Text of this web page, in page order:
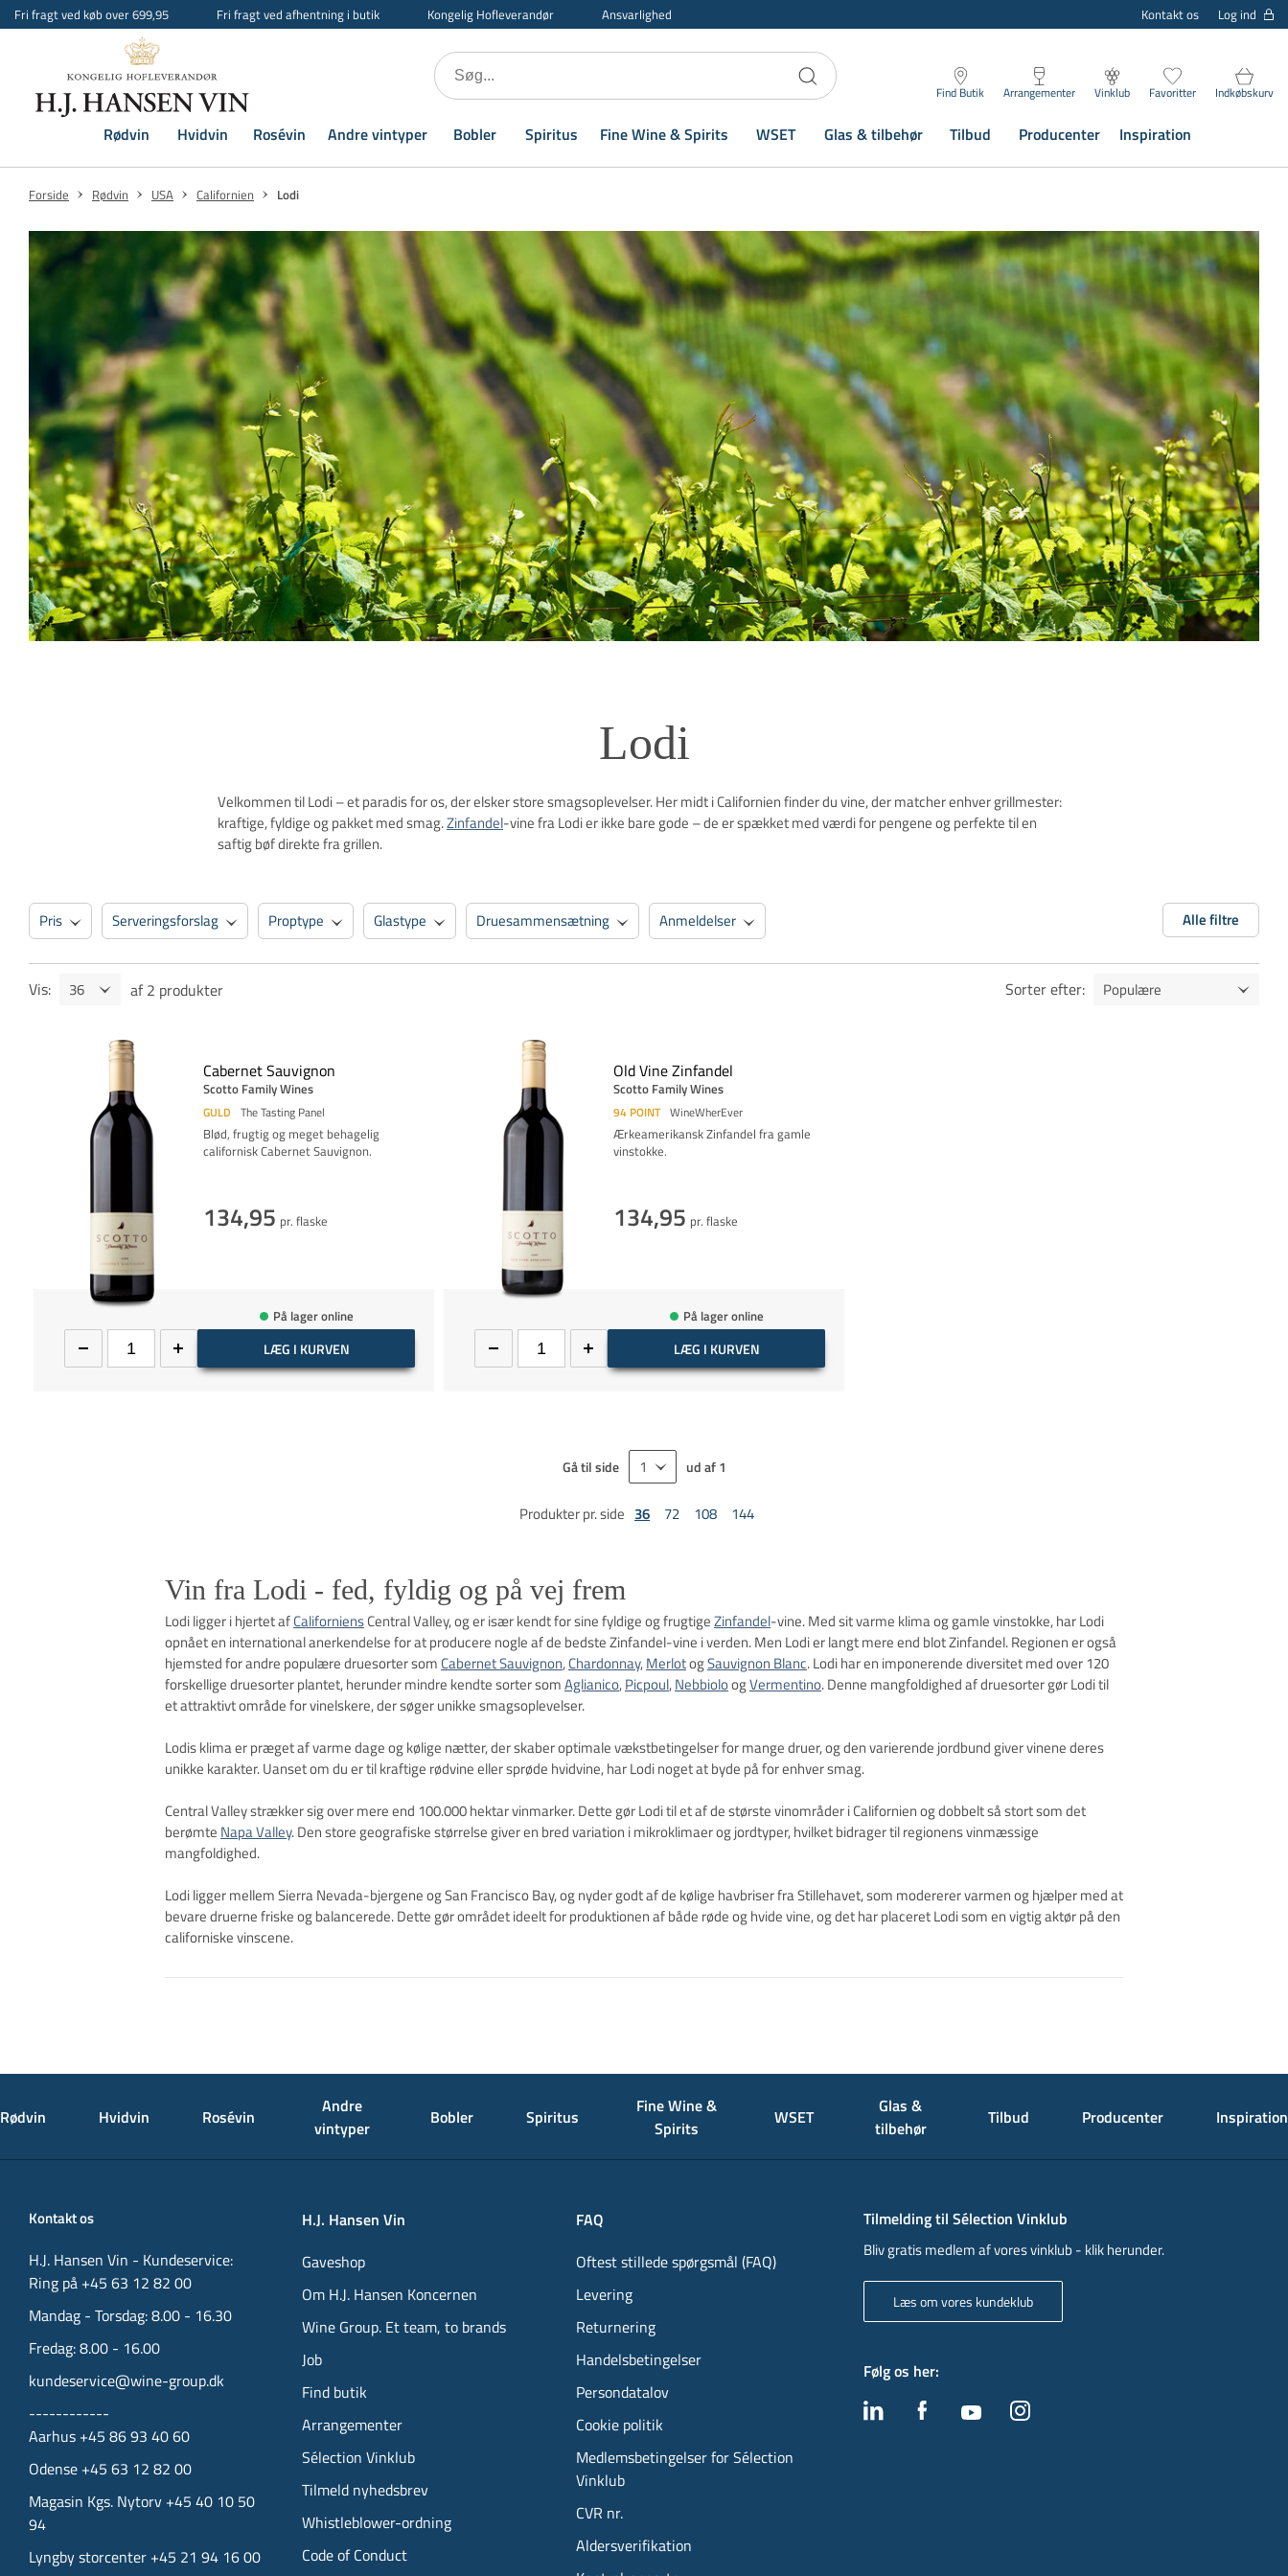
Fri fragt ved køb over 699,95 Fri fragt ved afhentning i butik Kongelig Hofleverandør Ansvarlighed Kontakt os Log ind
Find Butik Arrangementer Vinklub Favoritter Indkøbskurv
Rødvin Hvidvin Rosévin Andre vintyper Bobler Spiritus Fine Wine & Spirits WSET Glas & tilbehør Tilbud Producenter Inspiration
Forside Rødvin USA Californien Lodi
Lodi
Velkommen til Lodi – et paradis for os, der elsker store smagsoplevelser. Her midt i Californien finder du vine, der matcher enhver grillmester:
kraftige, fyldige og pakket med smag.Zinfandel-vine fra Lodi er ikke bare gode – de er spækket med værdi for pengene og perfekte til en
saftig bøf direkte fra grillen.
Pris Serveringsforslag Proptype Glastype Druesammensætning Anmeldelser Alle filtre
Vis: af 2 produkter Sorter efter:
Cabernet Sauvignon
Scotto Family Wines
GULD The Tasting Panel
Blød, frugtig og meget behagelig
californisk Cabernet Sauvignon.
134,95 pr. flaske
På lager online
LÆG I KURVEN
Old Vine Zinfandel
Scotto Family Wines
94 POINT WineWherEver
Ærkeamerikansk Zinfandel fra gamle
vinstokke.
134,95 pr. flaske
På lager online
LÆG I KURVEN
Gå til side ud af 1
Produkter pr. side 36 72 108 144
Vin fra Lodi - fed, fyldig og på vej frem
Lodi ligger i hjertet afCaliforniensCentral Valley, og er især kendt for sine fyldige og frugtigeZinfandel-vine. Med sit varme klima og gamle vinstokke, har Lodi
opnået en international anerkendelse for at producere nogle af de bedste Zinfandel-vine i verden. Men Lodi er langt mere end blot Zinfandel. Regionen er også
hjemsted for andre populære druesorter som Cabernet Sauvignon,Chardonnay,MerlotogSauvignon Blanc. Lodi har en imponerende diversitet med over 120
forskellige druesorter plantet, herunder mindre kendte sorter somAglianico,Picpoul,NebbioloogVermentino. Denne mangfoldighed af druesorter gør Lodi til
et attraktivt område for vinelskere, der søger unikke smagsoplevelser.
Lodis klima er præget af varme dage og kølige nætter, der skaber optimale vækstbetingelser for mange druer, og den varierende jordbund giver vinene deres
unikke karakter. Uanset om du er til kraftige rødvine eller sprøde hvidvine, har Lodi noget at byde på for enhver smag.
Central Valley strækker sig over mere end 100.000 hektar vinmarker. Dette gør Lodi til et af de største vinområder i Californien og dobbelt så stort som det
berømte Napa Valley. Den store geografiske størrelse giver en bred variation i mikroklimaer og jordtyper, hvilket bidrager til regionens vinmæssige
mangfoldighed.
Lodi ligger mellem Sierra Nevada-bjergene og San Francisco Bay, og nyder godt af de kølige havbriser fra Stillehavet, som modererer varmen og hjælper med at
bevare druerne friske og balancerede. Dette gør området ideelt for produktionen af både røde og hvide vine, og det har placeret Lodi som en vigtig aktør på den
californiske vinscene.
Rødvin Hvidvin Rosévin
Andre
vintyper
Bobler Spiritus
Fine Wine &
Spirits
WSET
Glas &
tilbehør
Tilbud Producenter Inspiration
Kontakt os
H.J. Hansen Vin - Kundeservice:
Ring på +45 63 12 82 00
Mandag - Torsdag: 8.00 - 16.30
Fredag: 8.00 - 16.00
kundeservice@wine-group.dk
------------
Aarhus +45 86 93 40 60
Odense +45 63 12 82 00
Magasin Kgs. Nytorv +45 40 10 50
94
Lyngby storcenter +45 21 94 16 00
H.J. Hansen Vin
Gaveshop
Om H.J. Hansen Koncernen
Wine Group. Et team, to brands
Job
Find butik
Arrangementer
Sélection Vinklub
Tilmeld nyhedsbrev
Whistleblower-ordning
Code of Conduct
FAQ
Oftest stillede spørgsmål (FAQ)
Levering
Returnering
Handelsbetingelser
Persondatalov
Cookie politik
Medlemsbetingelser for Sélection
Vinklub
CVR nr.
Aldersverifikation
Tilmelding til Sélection Vinklub
Bliv gratis medlem af vores vinklub - klik herunder.
Læs om vores kundeklub
Følg os her: